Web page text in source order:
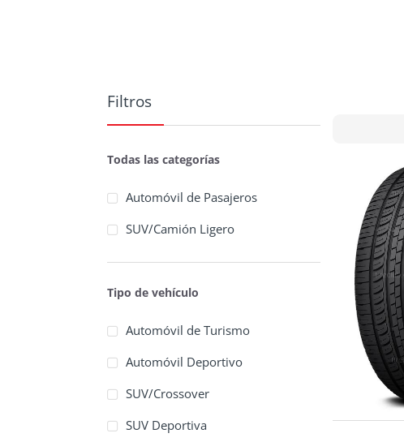
Filtros
Todas las categorías
Automóvil de Pasajeros
SUV/Camión Ligero
Tipo de vehículo
Automóvil de Turismo
Automóvil Deportivo
SUV/Crossover
SUV Deportiva